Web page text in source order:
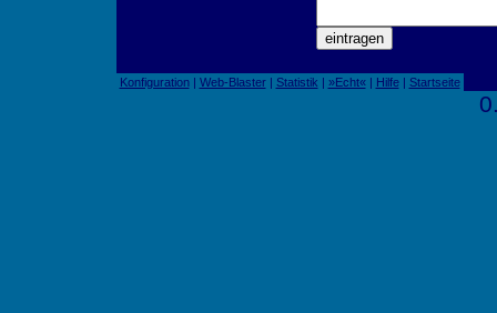
Konfiguration| Web-Blaster| Statistik | »Echt«| Hilfe| Startseite